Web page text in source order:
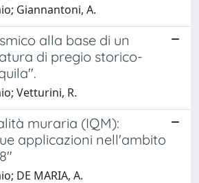
Giannantoni, A.
alla base di un
di pregio storico-
Vetturini, R.
muraria (IQM):
applicazioni nell'ambito
DE MARIA, A.